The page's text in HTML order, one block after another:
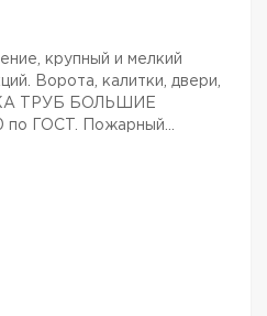
крупный и мелкий
Ворота, калитки, двери,
ТРУБ БОЛЬШИЕ
ГОСТ. Пожарный